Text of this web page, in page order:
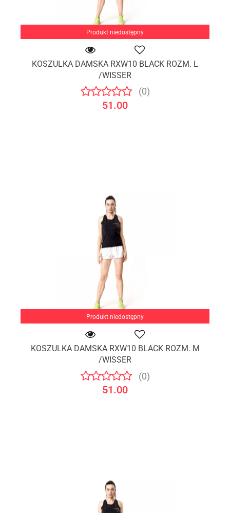
Produkt niedostępny
KOSZULKA DAMSKA RXW10 BLACK ROZM. L
/WISSER
(0)
51.00
Produkt niedostępny
KOSZULKA DAMSKA RXW10 BLACK ROZM. M
/WISSER
(0)
51.00